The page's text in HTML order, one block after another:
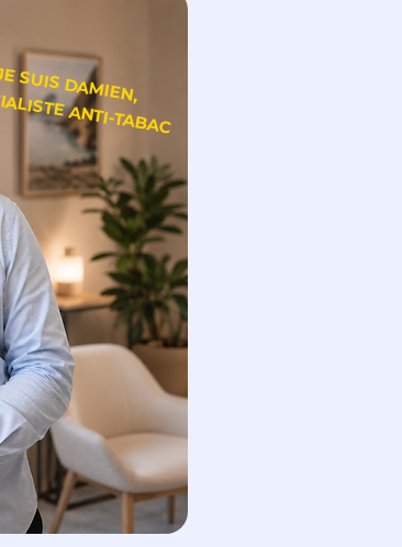
SUIS DAM
ANTI-TABAC